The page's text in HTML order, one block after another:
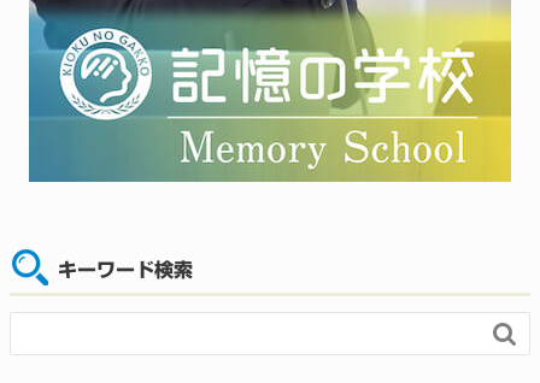
キーワード検索
